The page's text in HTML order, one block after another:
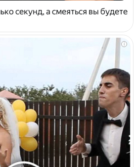
секунд, а смеяться вы будете
i